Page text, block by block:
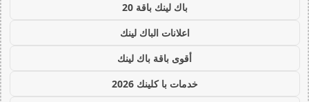
باك لينك باقة 20
اعلانات الباك لينك
أقوى باقة باك لينك
خدمات با كلينك 2026